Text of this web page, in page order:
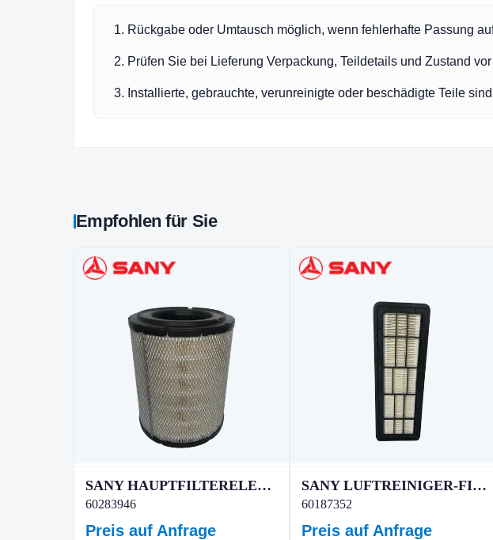
Rückgabe oder Umtausch möglich, wenn fehlerhafte Passung
Prüfen Sie bei Lieferung Verpackung, Teildetails und Zustand
Installierte, gebrauchte, verunreinigte oder beschädigte Teile
Empfohlen für Sie
SANY HAUPTFILTERELEMENT
60283946
Preis auf Anfrage
SANY LUFTREINIGER-FILTERELEMENT
60187352
Preis auf Anfrage